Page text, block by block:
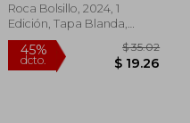
45%
dcto.
Roca Bolsillo, 2024, 1
Edición, Tapa Blanda,
Nuevo